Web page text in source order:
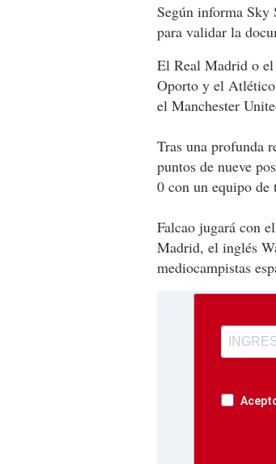
Según informa Sky
para validar la
El Real Madrid o
Oporto y el Atlético
el Manchester
Tras una profunda
puntos de nueve
0 con un equipo
Falcao jugará con
Madrid, el inglés
mediocampistas